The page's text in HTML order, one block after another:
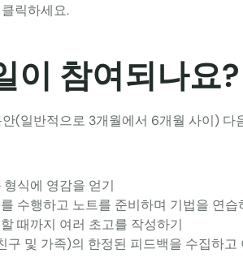
릭하세요.
이 참여되나요?
(일반적으로 3개월에서 6개월 사이) 다
식에 영감을 얻기
수행하고 노트를 준비하며 기법을 연습
때까지 여러 초고를 작성하기
구 및 가족)의 한정된 피드백을 수집하고